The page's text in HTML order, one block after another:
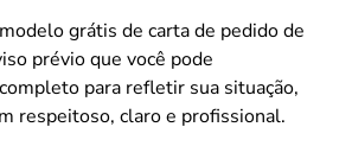
grátis de carta de pedido de
prévio que você pode
para refletir sua situação,
respeitoso, claro e profissional.